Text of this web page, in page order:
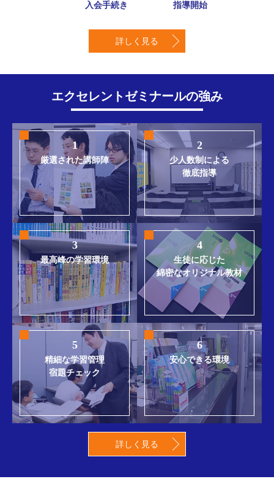
入会手続き 指導開始
詳しく見る
エクセレントゼミナールの強み
1
厳選された講師陣
2
少人数制による
徹底指導
3
最高峰の学習環境
4
生徒に応じた
綿密なオリジナル教材
5
精細な学習管理
宿題チェック
6
安心できる環境
詳しく見る